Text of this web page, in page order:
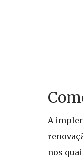
A
nos